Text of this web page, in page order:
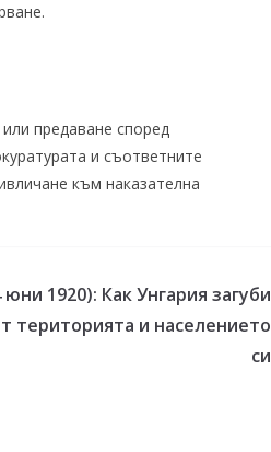
предаване според
и съответните
към наказателна
1920): Как Унгария загуби
територията и населението
си